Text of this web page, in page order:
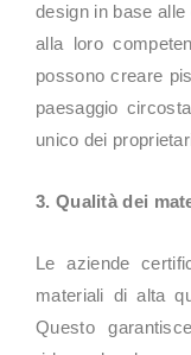
design in base
alla loro
possono creare
paesaggio
unico dei
3. Qualità dei
Le aziende
materiali di alta
Questo